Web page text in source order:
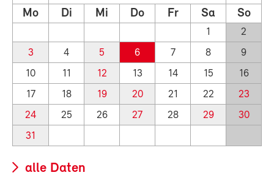
Mo Di Mi Do Fr Sa So
1
2
3
4 5 6 7 8
9
10
11 12 13 14 15
16
17
18 19 20 21 22
23
24
25 26 27 28 29
30
31
alle Daten